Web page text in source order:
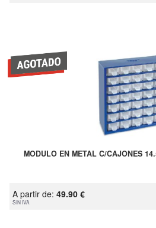
MODULO EN METAL C/CAJONES
A partir de: 49.90 €
SIN IVA